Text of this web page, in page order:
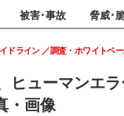
被害･事故 脅威･
ヒューマンエ
・画像
ドライン 調査・ホワイトペ